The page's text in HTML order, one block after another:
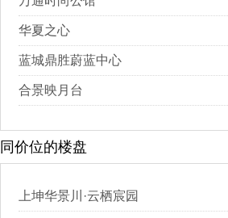
华夏之心
蓝城鼎胜蔚蓝中心
合景映月台
同价位的楼盘
上坤华景川·云栖宸园